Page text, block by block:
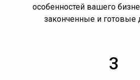
особенностей вашего
законченные и готовые
3